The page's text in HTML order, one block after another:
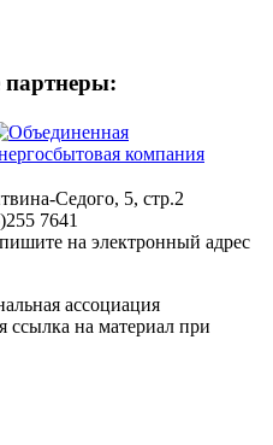
Седого, 5, стр.2
7641
на электронный адрес
ассоциация
ссылка на материал при